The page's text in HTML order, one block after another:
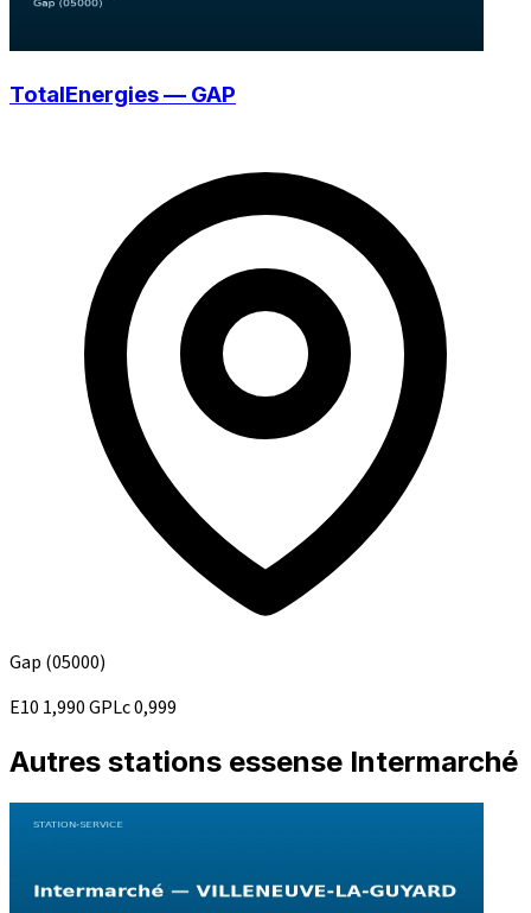
TotalEnergies — GAP
Gap (05000)
E10 1,990GPLc0,999
Autres stations essense Intermarché